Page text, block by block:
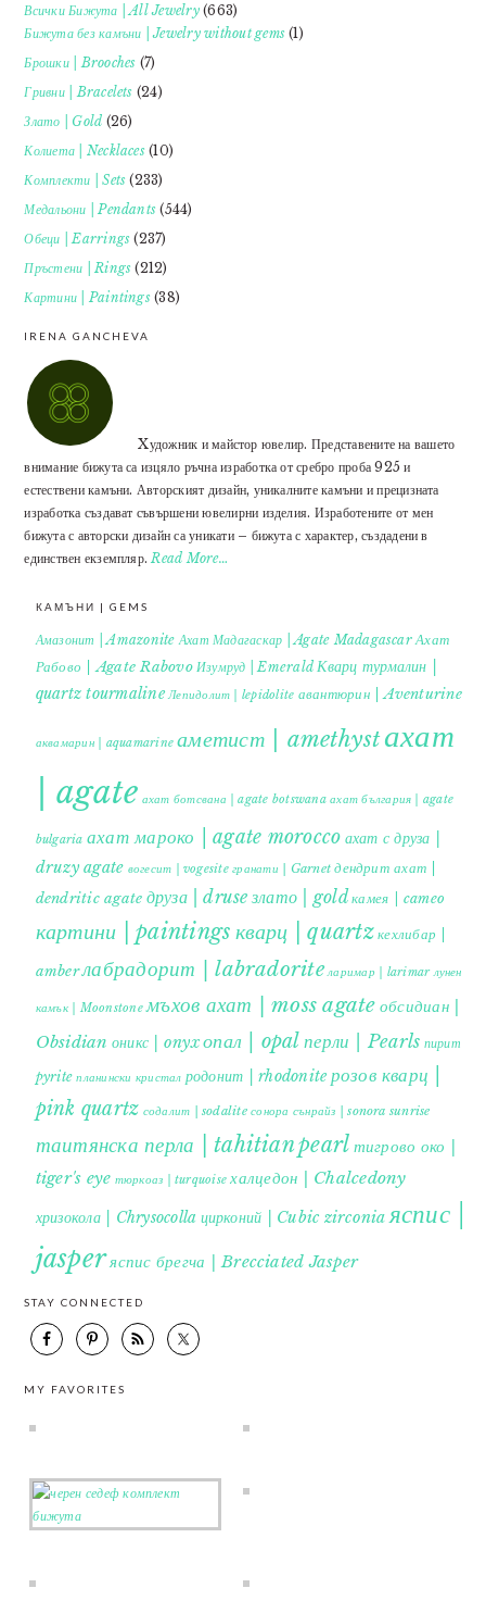
Всички Бижута | All Jewelry(663)
Бижута без камъни | Jewelry without gems (1)
Брошки | Brooches (7)
Гривни | Bracelets (24)
Злато | Gold (26)
Колиета | Necklaces(10)
Комплекти | Sets (233)
Медальони | Pendants (544)
Обеци | Earrings (237)
Пръстени | Rings (212)
Картини | Paintings(38)
IRENA GANCHEVA
Xудожник и майстор ювелир. Представените на вашето
внимание бижута са изцяло ръчна изработка от сребро проба 925 и
естествени камъни. Авторският дизайн, уникалните камъни и прецизната
изработка създават съвършени ювелирни изделия. Изработените от мен
бижута с авторски дизайн са уникати – бижута с характер, създадени в
единствен екземпляр. Read More…
КАМЪНИ | GEMS
Амазонит | Amazonite Ахат Мадагаскар | Agate Madagascar Ахат
Рабово | Agate Rabovo Изумруд | Emerald Кварц турмалин |
quartz tourmaline Лепидолит | lepidolite авантюрин | Aventurine
аквамарин | aquamarine аметист | amethystахат
| agate ахат ботсвана | agate botswana ахат българия | agate
bulgaria ахат мароко | agate morocco ахат с друза |
druzy agate вогесит | vogesite гранати | Garnet дендрит ахат |
dendritic agate друза | druse злато | gold камея | cameo
картини | paintings кварц | quartzкехлибар |
amberлабрадорит | labradorite ларимар | larimar лунен
камък | Moonstone мъхов ахат | moss agate обсидиан |
Obsidian оникс | onyxопал | opal перли | Pearls пирит |
pyrite планински кристал родонит | rhodonite розов кварц |
pink quartz содалит | sodalite сонора сънрайз | sonora sunrise
таитянска перла | tahitian pearl тигрово око |
tiger's eye тюркоаз | turquoise халцедон | Chalcedony
хризокола | Chrysocolla цирконий | Cubic zirconia яспис |
jasperяспис брегча | Brecciated Jasper
STAY CONNECTED
MY FAVORITES